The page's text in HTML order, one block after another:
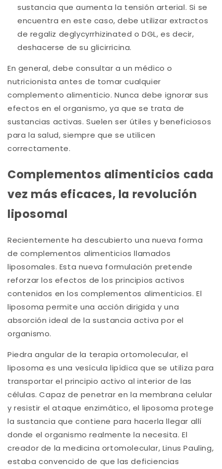
sustancia que aumenta la tensión arterial. Si se
encuentra en este caso, debe utilizar extractos
de regaliz deglycyrrhizinated o DGL, es decir,
deshacerse de su glicirricina.
En general, debe consultar a un médico o
nutricionista antes de tomar cualquier
complemento alimenticio. Nunca debe ignorar sus
efectos en el organismo, ya que se trata de
sustancias activas. Suelen ser útiles y beneficiosos
para la salud, siempre que se utilicen
correctamente.
Complementos alimenticios cada
vez más eficaces, la revolución
liposomal
Recientemente ha descubierto una nueva forma
de complementos alimenticios llamados
liposomales. Esta nueva formulación pretende
reforzar los efectos de los principios activos
contenidos en los complementos alimenticios. El
liposoma permite una acción dirigida y una
absorción ideal de la sustancia activa por el
organismo.
Piedra angular de la terapia ortomolecular, el
liposoma es una vesícula lipídica que se utiliza para
transportar el principio activo al interior de las
células. Capaz de penetrar en la membrana celular
y resistir el ataque enzimático, el liposoma protege
la sustancia que contiene para hacerla llegar allí
donde el organismo realmente la necesita. El
creador de la medicina ortomolecular, Linus Pauling,
estaba convencido de que las deficiencias